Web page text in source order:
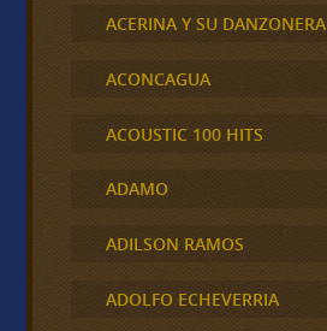
ACERINA Y SU DANZONERA
ACONCAGUA
ACOUSTIC 100 HITS
ADAMO
ADILSON RAMOS
ADOLFO ECHEVERRIA